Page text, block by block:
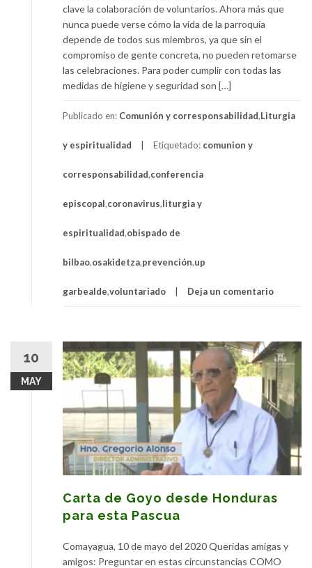
clave la colaboración de voluntarios. Ahora más que
nunca puede verse cómo la vida de la parroquia
depende de todos sus miembros, ya que sin el
compromiso de gente concreta, no pueden retomarse
las celebraciones. Para poder cumplir con todas las
medidas de higiene y seguridad son […]
Publicado en: Comunión y corresponsabilidad,Liturgia
y espiritualidad Etiquetado: comunion y
corresponsabilidad,conferencia
episcopal,coronavirus,liturgia y
espiritualidad,obispado de
bilbao,osakidetza,prevención,up
garbealde,voluntariado Deja un comentario
10
MAY
Carta de Goyo desde Honduras
para esta Pascua
Comayagua, 10 de mayo del 2020 Queridas amigas y
amigos: Preguntar en estas circunstancias COMO